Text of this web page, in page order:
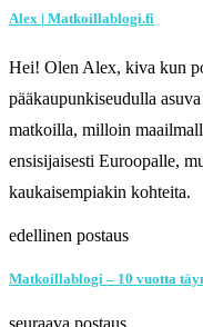
Alex | Matkoillablogi.fi
Hei! Olen Alex, kiva kun
pääkaupunkiseudulla
matkoilla, milloin
ensisijaisesti Euroopalle,
kaukaisempiakin kohteita.
edellinen postaus
Matkoillablogi – 10 vuotta
seuraava postaus